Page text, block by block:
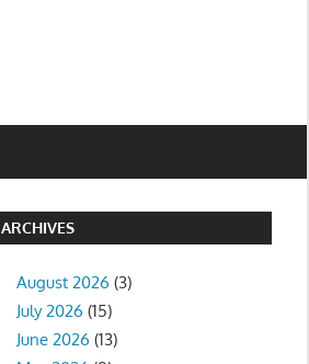
ARCHIVES
August 2026 (3)
July 2026 (15)
June 2026 (13)